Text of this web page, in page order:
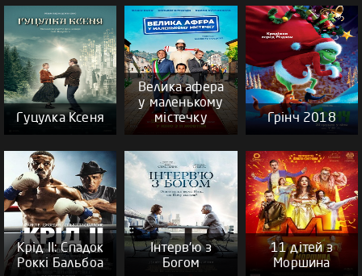
Гуцулка Ксеня
Велика афера
у маленькому
містечку
Грінч 2018
Крід ІІ: Спадок
Роккі Бальбоа
Інтерв'ю з
Богом
11 дітей з
Моршина